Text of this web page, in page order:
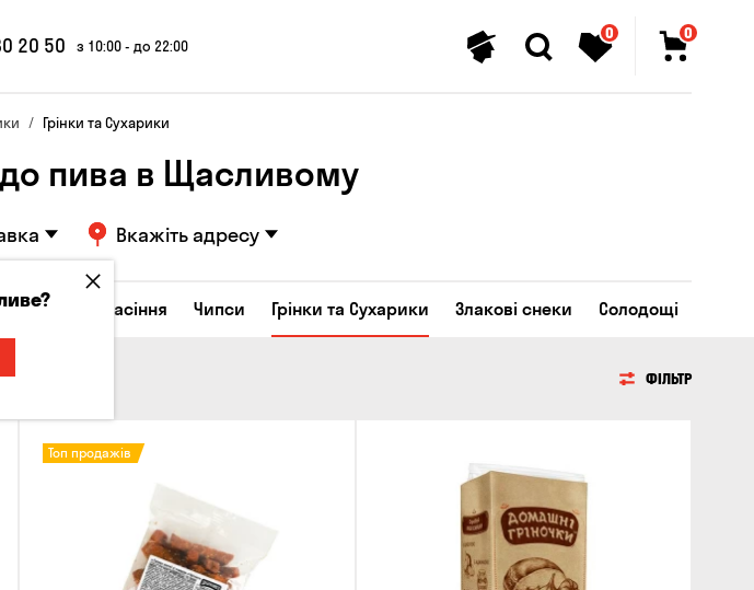
20 50 з 10:00 - до 22:00
0 0
Грінки та Сухарики
до пива в Щасливому
Вкажіть адресу
Насіння Чипси Грінки та Сухарики Злакові снеки Солодощі
ФІЛЬТР
Топ продажів